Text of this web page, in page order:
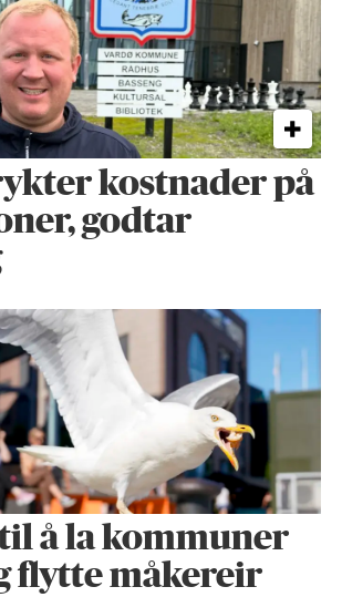
kostnader på
godtar
å la kommuner
flytte måkereir